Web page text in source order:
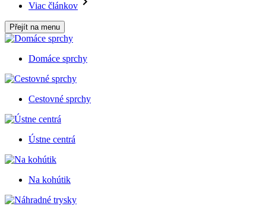
Viac článkov
Přejít na menu
Domáce sprchy
Cestovné sprchy
Ústne centrá
Na kohútik